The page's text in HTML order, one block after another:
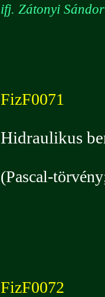
ifj. Zátonyi
FizF0071
Hidraulikus
(Pascal-
FizF0072